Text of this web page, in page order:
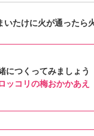
いたけに火が通ったら
につくってみましょう
ッコリの梅おかかあえ